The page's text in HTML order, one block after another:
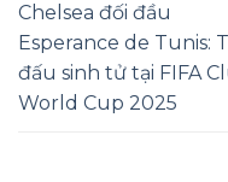
Chelsea đối đầu
Esperance de Tunis:
đấu sinh tử tại FIFA
World Cup 2025